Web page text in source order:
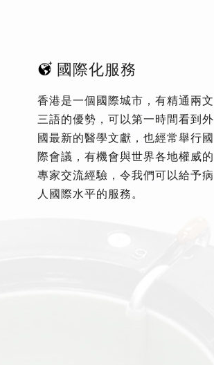
國際化服務
香港是一個國際城市，有精通兩文
三語的優勢，可以第一時間看到外
國最新的醫學文獻，也經常舉行國
際會議，有機會與世界各地權威的
專家交流經驗，令我們可以給予病
人國際水平的服務。